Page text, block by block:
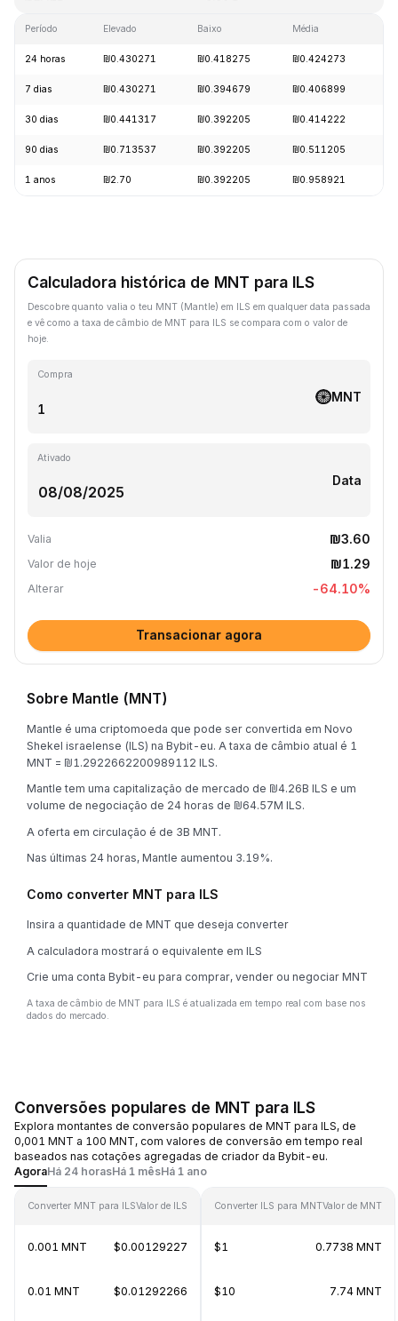
Período Elevado Baixo Média
24 horas ₪0.430271 ₪0.418275 ₪0.424273
7 dias ₪0.430271 ₪0.394679 ₪0.406899
30 dias ₪0.441317 ₪0.392205 ₪0.414222
90 dias ₪0.713537 ₪0.392205 ₪0.511205
1 anos ₪2.70 ₪0.392205 ₪0.958921
Calculadora histórica de MNT para ILS
Descobre quanto valia o teu MNT (Mantle) em ILS em qualquer data passada
e vê como a taxa de câmbio de MNT para ILS se compara com o valor de
hoje.
Compra
MNT
Ativado
Data
Valia ₪3.60
Valor de hoje ₪1.29
Alterar -64.10%
Transacionar agora
Sobre Mantle (MNT)
Mantle é uma criptomoeda que pode ser convertida em Novo
Shekel israelense (ILS) na Bybit-eu. A taxa de câmbio atual é 1
MNT = ₪1.2922662200989112 ILS.
Mantle tem uma capitalização de mercado de ₪4.26B ILS e um
volume de negociação de 24 horas de ₪64.57M ILS.
A oferta em circulação é de 3B MNT.
Nas últimas 24 horas, Mantle aumentou 3.19%.
Como converter MNT para ILS
Insira a quantidade de MNT que deseja converter
A calculadora mostrará o equivalente em ILS
Crie uma conta Bybit-eu para comprar, vender ou negociar MNT
A taxa de câmbio de MNT para ILS é atualizada em tempo real com base nos
dados do mercado.
Conversões populares de MNT para ILS
Explora montantes de conversão populares de MNT para ILS, de
0,001 MNT a 100 MNT, com valores de conversão em tempo real
baseados nas cotações agregadas de criador da Bybit-eu.
AgoraHá 24 horasHá 1 mêsHá 1 ano
Converter MNT para ILSValor de ILS
0.001 MNT $0.00129227
0.01 MNT $0.01292266
Converter ILS para MNTValor de MNT
$1 0.7738 MNT
$10 7.74 MNT